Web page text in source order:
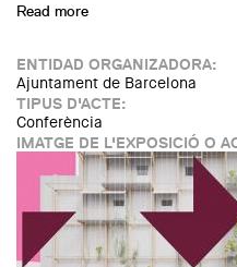
Read more
ENTIDAD ORGANIZADORA:
Ajuntament de Barcelona
TIPUS D'ACTE:
Conferència
IMATGE DE L'EXPOSICIÓ O